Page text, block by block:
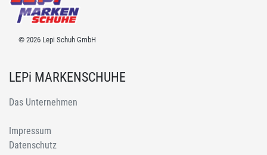
© 2026 Lepi Schuh GmbH
LEPi MARKENSCHUHE
Das Unternehmen
Impressum
Datenschutz